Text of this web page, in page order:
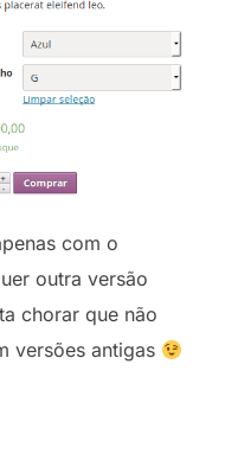
com o
outra versão
chorar que não
versões antigas